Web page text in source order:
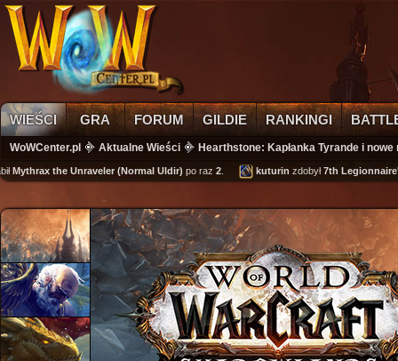
WIEŚCI GRA FORUM GILDIE RANKINGI
WoWCenter.pl Aktualne Wieści Hearthstone: Kapłanka Tyrande i
the Unraveler (Normal Uldir) po raz2. kuturinzdobył7th Legionnaire's